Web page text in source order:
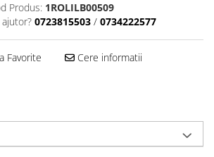
Produs: 1ROLILB00509
0723815503 / 0734222577
Favorite Cere informatii